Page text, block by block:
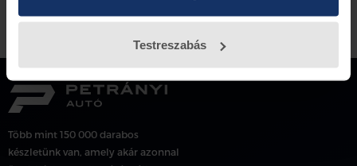
Testreszabás
Több mint 150 000 darabos
készletünk van, amely akár azonnal